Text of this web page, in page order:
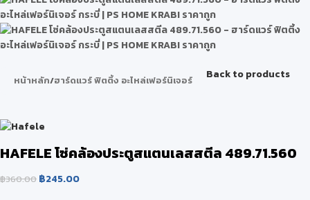
หน้าหลัก/ฮาร์ดแวร์ ฟิตติ้ง อะไหล่เฟอร์นิเจอร์ Back to products
HAFELE โซ่คล้องประตูสแตนเลสสตีล 489.71.560
฿360.00 ฿245.00